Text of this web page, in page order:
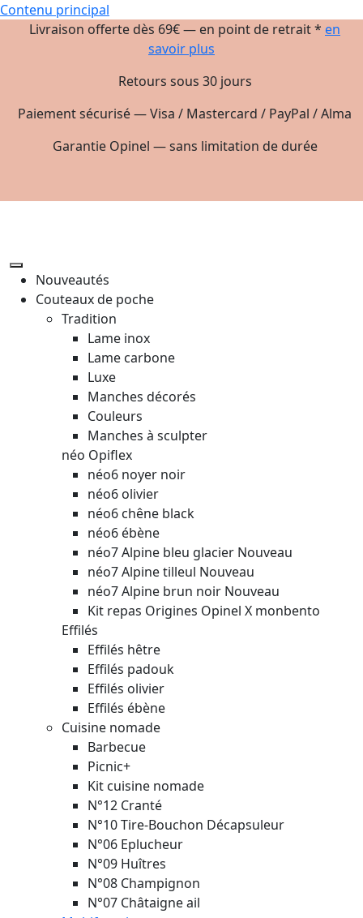
Contenu principal
Livraison offerte dès 69€ — en point de retrait * en
savoir plus
Retours sous 30 jours
Paiement sécurisé — Visa / Mastercard / PayPal / Alma
Garantie Opinel — sans limitation de durée
Nouveautés
Couteaux de poche
Tradition
Lame inox
Lame carbone
Luxe
Manches décorés
Couleurs
Manches à sculpter
néo Opiflex
néo6 noyer noir
néo6 olivier
néo6 chêne black
néo6 ébène
néo7 Alpine bleu glacier Nouveau
néo7 Alpine tilleul Nouveau
néo7 Alpine brun noir Nouveau
Kit repas Origines Opinel X monbento
Effilés
Effilés hêtre
Effilés padouk
Effilés olivier
Effilés ébène
Cuisine nomade
Barbecue
Picnic+
Kit cuisine nomade
N°12 Cranté
N°10 Tire-Bouchon Décapsuleur
N°06 Eplucheur
N°09 Huîtres
N°08 Champignon
N°07 Châtaigne ail